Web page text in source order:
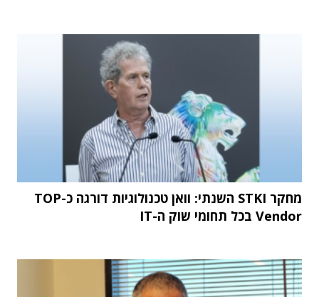
מחקר STKI השנתי: וואן טכנולוגיות דורגה כ-TOP
Vendor בכל תחומי שוק ה-IT